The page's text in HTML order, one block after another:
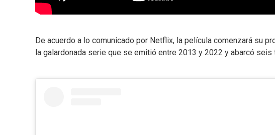
De acuerdo a lo comunicado por Netflix, la película comenzará su
la galardonada serie que se emitió entre 2013 y 2022 y abarcó seis